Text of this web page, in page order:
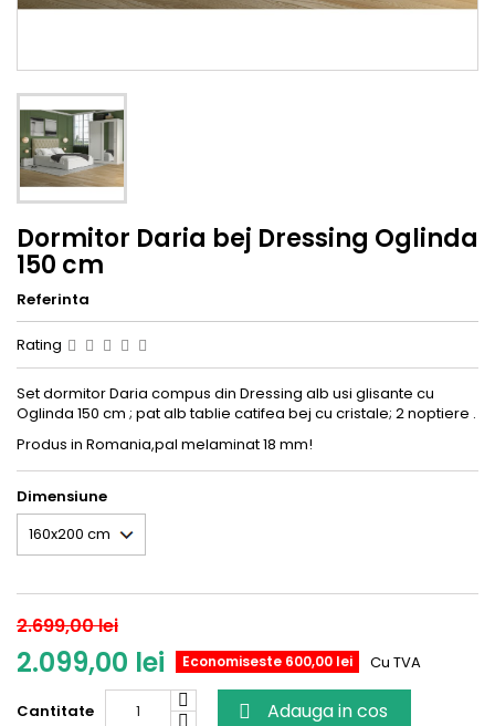
Dormitor Daria bej Dressing Oglinda
150 cm
Referinta
Rating
Set dormitor Daria compus din Dressing alb usi glisante cu
Oglinda 150 cm ; pat alb tablie catifea bej cu cristale; 2 noptiere .
Produs in Romania,pal melaminat 18 mm!
Dimensiune
2.699,00 lei
2.099,00 lei Economiseste 600,00 lei Cu TVA
Cantitate  Adauga in cos